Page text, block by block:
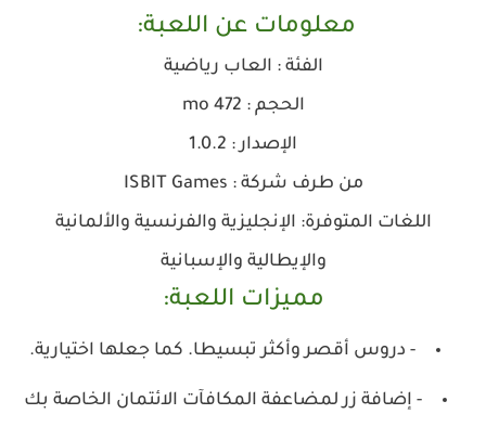
معلومات عن اللعبة:
الفئة : العاب رياضية
الحجم : 472 mo
الإصدار : 1.0.2
من طرف شركة : ISBIT Games
اللغات المتوفرة: الإنجليزية والفرنسية والألمانية
والإيطالية والإسبانية
مميزات اللعبة:
- دروس أقصر وأكثر تبسيطا. كما جعلها اختيارية.
- إضافة زر لمضاعفة المكافآت الائتمان الخاصة بك